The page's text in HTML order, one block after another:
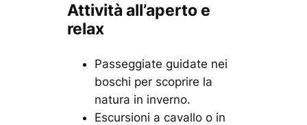
Attività all’aperto e
relax
Passeggiate guidate nei
boschi per scoprire la
natura in inverno.
Escursioni a cavallo o in